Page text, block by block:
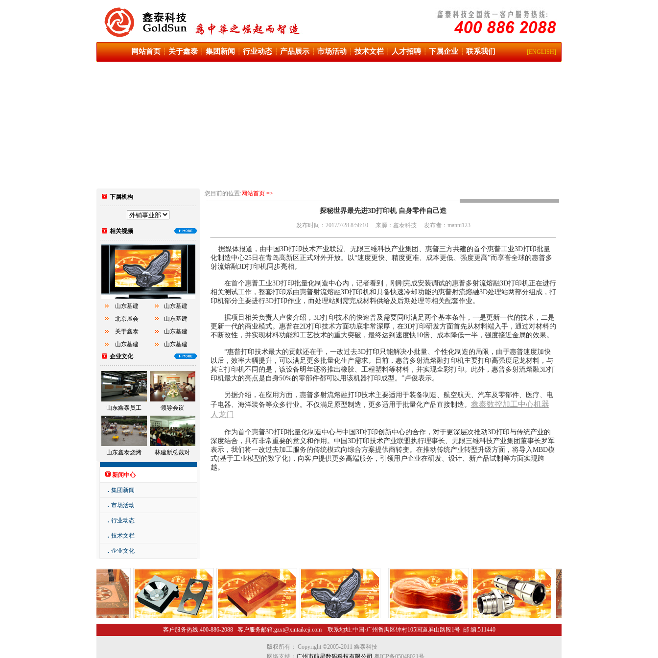
网站首页┆关于鑫泰┆集团新闻┆行业动态┆产品展示┆市场活动┆技术文栏┆人才招聘┆下属企业┆联系我们 [ENGLISH]
下属机构
相关视频
山东基建
北京展会
关于鑫泰
山东基建
山东基建
山东基建
山东基建
山东基建
企业文化
山东鑫泰员工 领导会议
山东鑫泰烧烤 林建新总裁对
新闻中心
． 集团新闻
． 市场活动
． 行业动态
． 技术文栏
． 企业文化
您目前的位置:网站首页 =>
探秘世界最先进3D打印机 自身零件自己造
发布时间：2017/7/28 8:58:10 来源：鑫泰科技 发布者：manni123
据媒体报道，由中国3D打印技术产业联盟、无限三维科技产业集团、惠普三方共建的首个惠普工业3D打印批量
化制造中心25日在青岛高新区正式对外开放。以“速度更快、精度更准、成本更低、强度更高”而享誉全球的惠普多
射流熔融3D打印机同步亮相。
在首个惠普工业3D打印批量化制造中心内，记者看到，刚刚完成安装调试的惠普多射流熔融3D打印机正在进行
相关测试工作，整套打印系由惠普射流熔融3D打印机和具备快速冷却功能的惠普射流熔融3D处理站两部分组成，打
印机部分主要进行3D打印作业，而处理站则需完成材料供给及后期处理等相关配套作业。
据项目相关负责人卢俊介绍，3D打印技术的快速普及需要同时满足两个基本条件，一是更新一代的技术，二是
更新一代的商业模式。惠普在2D打印技术方面功底非常深厚，在3D打印研发方面首先从材料端入手，通过对材料的
不断改性，并实现材料功能和工艺技术的重大突破，最终达到速度快10倍、成本降低一半，强度接近金属的效果。
“惠普打印技术最大的贡献还在于，一改过去3D打印只能解决小批量、个性化制造的局限，由于惠普速度加快
以后，效率大幅提升，可以满足更多批量化生产需求。目前，惠普多射流熔融打印机主要打印高强度尼龙材料，与
其它打印机不同的是，该设备明年还将推出橡胶、工程塑料等材料，并实现全彩打印。此外，惠普多射流熔融3D打
印机最大的亮点是自身50%的零部件都可以用该机器打印成型。”卢俊表示。
另据介绍，在应用方面，惠普多射流熔融打印技术主要适用于装备制造、航空航天、汽车及零部件、医疗、电
子电器、海洋装备等众多行业。不仅满足原型制造，更多适用于批量化产品直接制造。 鑫泰数控加工中心机器
人 龙门
作为首个惠普3D打印批量化制造中心与中国3D打印创新中心的合作，对于更深层次推动3D打印与传统产业的
深度结合，具有非常重要的意义和作用。中国3D打印技术产业联盟执行理事长、无限三维科技产业集团董事长罗军
表示，我们将一改过去加工服务的传统模式向综合方案提供商转变。在推动传统产业转型升级方面，将导入MBD模
式(基于工业模型的数字化)，向客户提供更多高端服务，引领用户企业在研发、设计、新产品试制等方面实现跨
越。
客户服务热线:400-886-2088 客户服务邮箱:gzxt@xintaikeji.com 联系地址:中国·广州番禺区钟村105国道屏山路段1号 邮 编:511440
版权所有： Copyright ©2005-2011 鑫泰科技
网络支持： 广州市航星数码科技有限公司 粤ICP备05048021号